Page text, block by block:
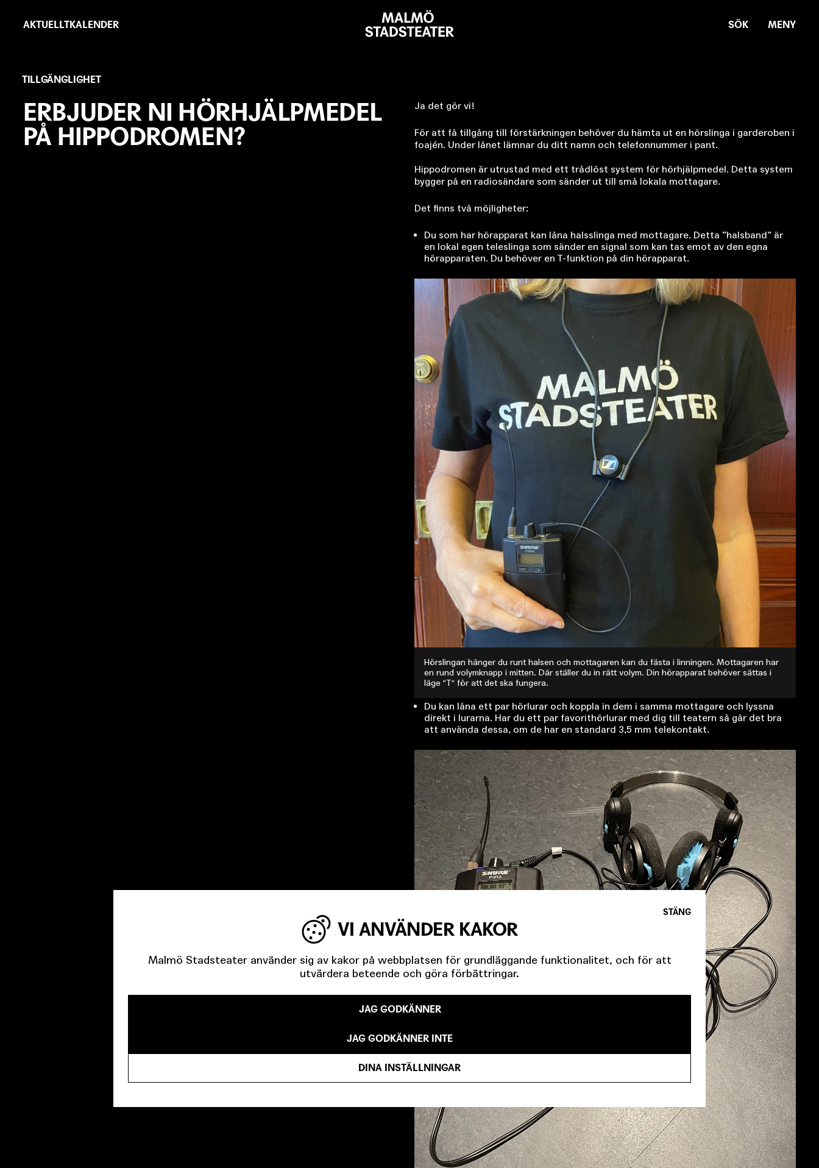
huvudinnehåll
länkar
AKTUELLTKALENDER
Stadsteater
SÖK MENY
TILLGÄNGLIGHET
ERBJUDER NI HÖRHJÄLPMEDEL
PÅ HIPPODROMEN?
Ja det gör vi!
För att få tillgång till förstärkningen behöver du hämta ut en hörslinga i garderoben i
foajén. Under lånet lämnar du ditt namn och telefonnummer i pant.
Hippodromen är utrustad med ett trådlöst system för hörhjälpmedel. Detta system
bygger på en radiosändare som sänder ut till små lokala mottagare.
Det finns två möjligheter:
Du som har hörapparat kan låna halsslinga med mottagare. Detta ”halsband” är
en lokal egen teleslinga som sänder en signal som kan tas emot av den egna
hörapparaten. Du behöver en T-funktion på din hörapparat.
Hörslingan hänger du runt halsen och mottagaren kan du fästa i linningen. Mottagaren har
en rund volymknapp i mitten. Där ställer du in rätt volym. Din hörapparat behöver sättas i
läge "T" för att det ska fungera.
Du kan låna ett par hörlurar och koppla in dem i samma mottagare och lyssna
direkt i lurarna. Har du ett par favorithörlurar med dig till teatern så går det bra
att använda dessa, om de har en standard 3,5 mm telekontakt.
STÄNG
VI ANVÄNDER KAKOR
Malmö Stadsteater använder sig av kakor på webbplatsen för grundläggande funktionalitet, och för att
utvärdera beteende och göra förbättringar.
JAG GODKÄNNER
JAG GODKÄNNER INTE
DINA INSTÄLLNINGAR